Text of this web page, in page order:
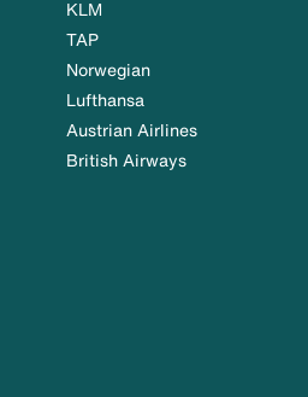
KLM
TAP
Norwegian
Lufthansa
Austrian Airlines
British Airways